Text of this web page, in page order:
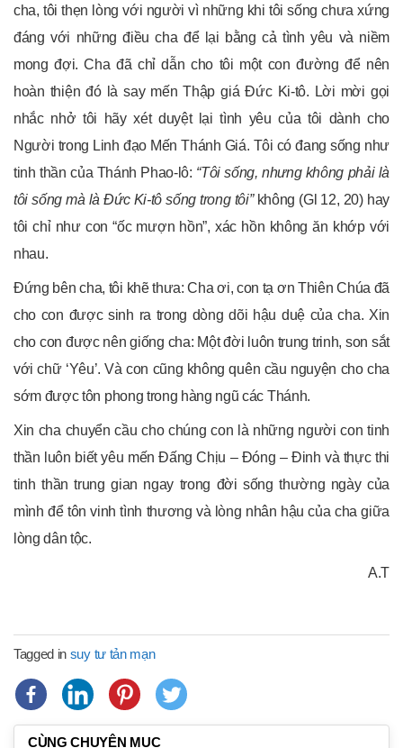
cha, tôi thẹn lòng với người vì những khi tôi sống chưa xứng
đáng với những điều cha để lại bằng cả tình yêu và niềm
mong đợi. Cha đã chỉ dẫn cho tôi một con đường để nên
hoàn thiện đó là say mến Thập giá Đức Ki-tô. Lời mời gọi
nhắc nhở tôi hãy xét duyệt lại tình yêu của tôi dành cho
Người trong Linh đạo Mến Thánh Giá. Tôi có đang sống như
tinh thần của Thánh Phao-lô: “Tôi sống, nhưng không phải là
tôi sống mà là Đức Ki-tô sống trong tôi”không (Gl 12, 20) hay
tôi chỉ như con “ốc mượn hồn”, xác hồn không ăn khớp với
nhau.
Đứng bên cha, tôi khẽ thưa: Cha ơi, con tạ ơn Thiên Chúa đã
cho con được sinh ra trong dòng dõi hậu duệ của cha. Xin
cho con được nên giống cha: Một đời luôn trung trinh, son sắt
với chữ ‘Yêu’. Và con cũng không quên cầu nguyện cho cha
sớm được tôn phong trong hàng ngũ các Thánh.
Xin cha chuyển cầu cho chúng con là những người con tinh
thần luôn biết yêu mến Đấng Chịu – Đóng – Đinh và thực thi
tinh thần trung gian ngay trong đời sống thường ngày của
mình để tôn vinh tình thương và lòng nhân hậu của cha giữa
lòng dân tộc.
A.T
Tagged in suy tư tản mạn
CÙNG CHUYÊN MỤC